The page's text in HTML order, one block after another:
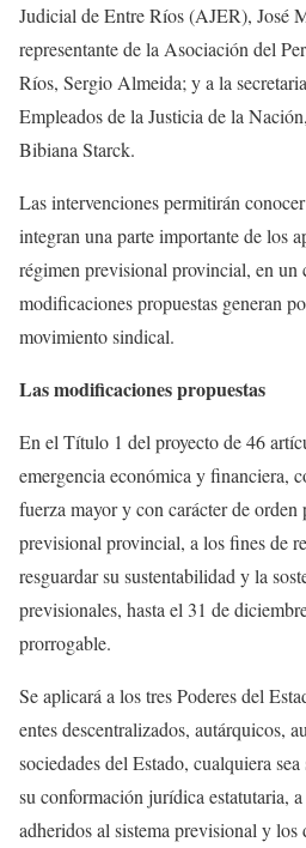
Judicial de Entre Ríos (AJER), José
representante de la Asociación del
Ríos, Sergio Almeida; y a la
Empleados de la Justicia de la
Bibiana Starck.
Las intervenciones permitirán
integran una parte importante de los
régimen previsional provincial, en un
modificaciones propuestas generan
movimiento sindical.
Las modificaciones propuestas
En el Título 1 del proyecto de 46
emergencia económica y financiera,
fuerza mayor y con carácter de orden
previsional provincial, a los fines de
resguardar su sustentabilidad y la
previsionales, hasta el 31 de
prorrogable.
Se aplicará a los tres Poderes del
entes descentralizados, autárquicos,
sociedades del Estado, cualquiera
su conformación jurídica estatutaria,
adheridos al sistema previsional y los